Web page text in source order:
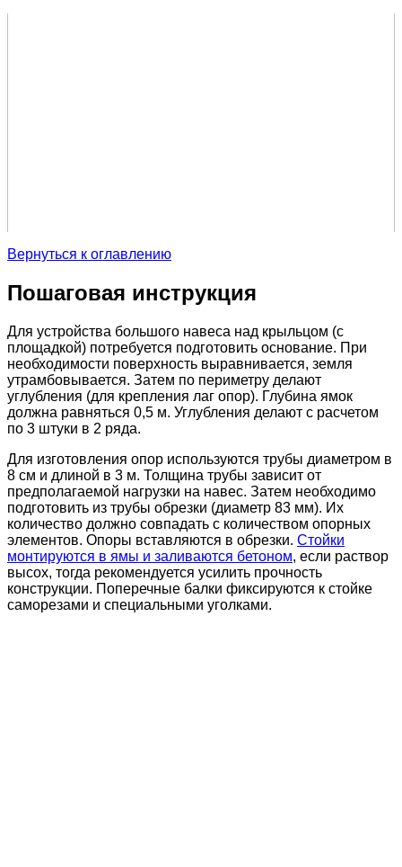
Вернуться к оглавлению
Пошаговая инструкция
Для устройства большого навеса над крыльцом (с
площадкой) потребуется подготовить основание. При
необходимости поверхность выравнивается, земля
утрамбовывается. Затем по периметру делают
углубления (для крепления лаг опор). Глубина ямок
должна равняться 0,5 м. Углубления делают с расчетом
по 3 штуки в 2 ряда.
Для изготовления опор используются трубы диаметром в
8 см и длиной в 3 м. Толщина трубы зависит от
предполагаемой нагрузки на навес. Затем необходимо
подготовить из трубы обрезки (диаметр 83 мм). Их
количество должно совпадать с количеством опорных
элементов. Опоры вставляются в обрезки. Стойки
монтируются в ямы и заливаются бетоном, если раствор
высох, тогда рекомендуется усилить прочность
конструкции. Поперечные балки фиксируются к стойке
саморезами и специальными уголками.